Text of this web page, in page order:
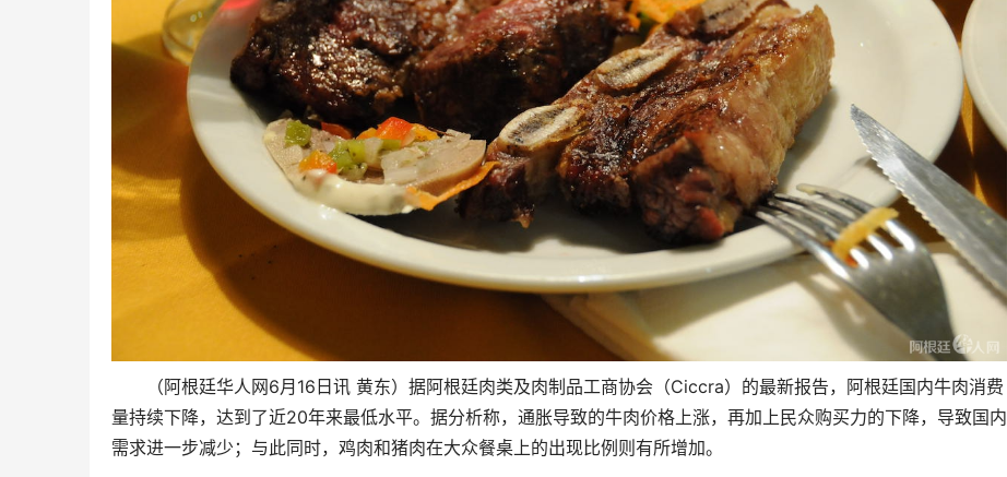
（阿根廷华人网6月16日讯 黄东）据阿根廷肉类及肉制品工商协会（Ciccra）的最新报告，阿根廷国内牛肉消费
量持续下降，达到了近20年来最低水平。据分析称，通胀导致的牛肉价格上涨，再加上民众购买力的下降，导致国内
需求进一步减少；与此同时，鸡肉和猪肉在大众餐桌上的出现比例则有所增加。